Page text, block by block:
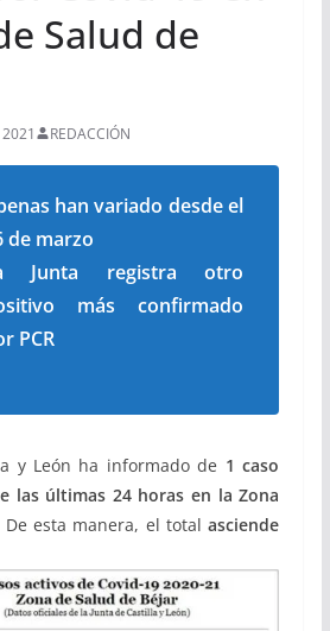
Salud de
REDACCIÓN
han variado desde el
de marzo
Junta registra otro
más confirmado
PCR
y León ha informado de 1 caso
las últimas 24 horas en la Zona
De esta manera, el totalasciende